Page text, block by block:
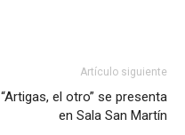
Artículo siguiente
“Artigas, el otro” se presenta
en Sala San Martín